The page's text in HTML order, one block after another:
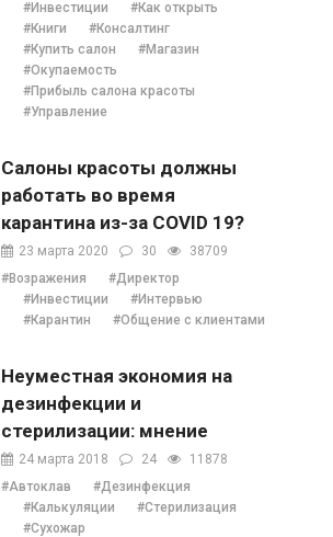
#Инвестиции
#Как открыть
#Книги
#Консалтинг
#Купить салон
#Магазин
#Окупаемость
#Прибыль салона красоты
#Управление
Салоны красоты должны
работать во время
карантина из-за COVID 19?
23 марта 2020 30
38709
#Возражения
#Директор
#Инвестиции
#Интервью
#Карантин
#Общение с клиентами
Неуместная экономия на
дезинфекции и
стерилизации: мнение
Наталии Ушецкой
24 марта 2018 24
11878
#Автоклав
#Дезинфекция
#Калькуляции
#Стерилизация
#Сухожар